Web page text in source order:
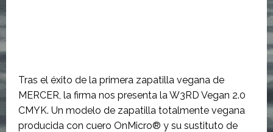
Tras el éxito de la primera zapatilla vegana de
MERCER, la firma nos presenta la W3RD Vegan 2.0
CMYK. Un modelo de zapatilla totalmente vegana
producida con cuero OnMicro® y su sustituto de